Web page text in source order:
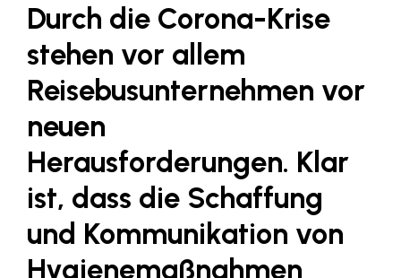
Darbo
Designer Outlets Parndorf und Salzburg
DOMOFERM
Essity
EY
FG UBIT Salzburg
foodaffairs
Durch die Corona-Krise
stehen vor allem
Reisebusunternehmen vor
neuen
Herausforderungen. Klar
ist, dass die Schaffung
und Kommunikation von
Hygienemaßnahmen